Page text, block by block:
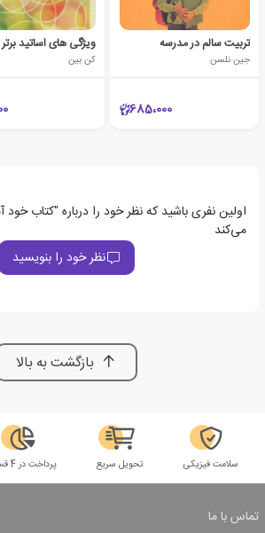
تربیت سالم در مدرسه
جین نلسن
685،000
ویژگی های اساتید برتر
کن بین
اولین نفری باشید که نظر خود را درباره "کتاب خود
می‌کند
نظر خود را بنویسید
بازگشت به بالا
سلامت فیزیکی تحویل سریع پرداخت در 4 قسط
تماس با ما